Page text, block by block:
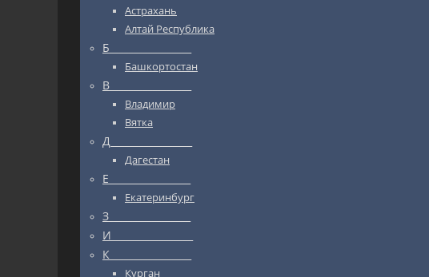
Астрахань
Алтай Республика
Б_________________
Башкортостан
В_________________
Владимир
Вятка
Д_________________
Дагестан
Е_________________
Екатеринбург
З_________________
И_________________
К_________________
Курган